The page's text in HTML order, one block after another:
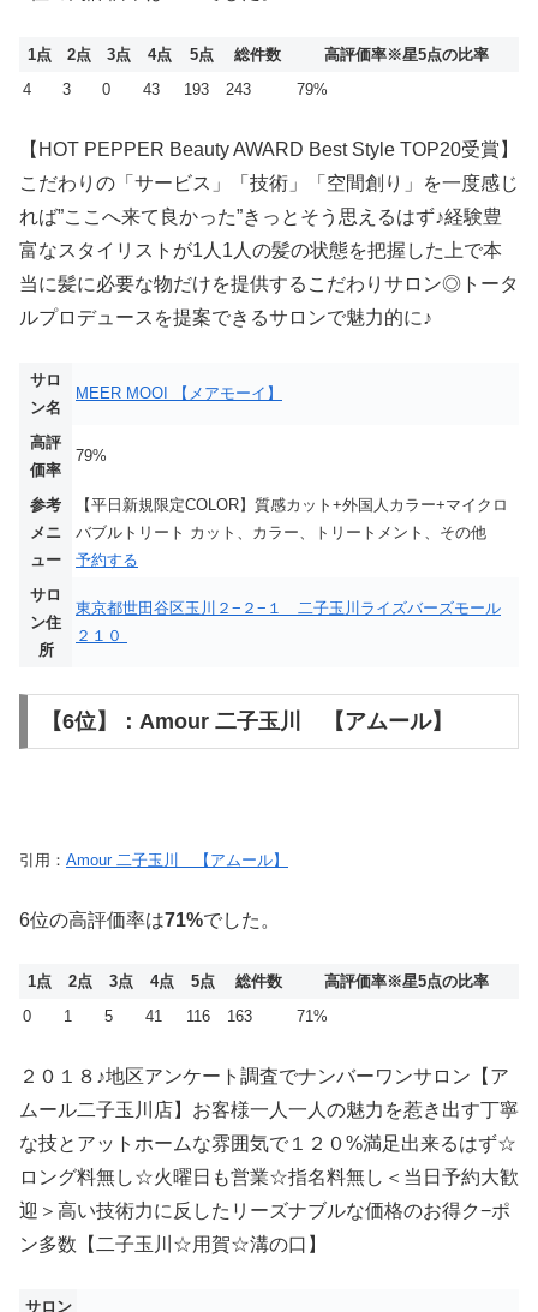
1点 2点 3点 4点 5点 総件数 高評価率※星5点の比率
4
3 0 43 193 243 79%
【HOT PEPPER Beauty AWARD Best Style TOP20受賞】
こだわりの「サービス」「技術」「空間創り」を一度感じ
れば”ここへ来て良かった”きっとそう思えるはず♪経験豊
富なスタイリストが1人1人の髪の状態を把握した上で本
当に髪に必要な物だけを提供するこだわりサロン◎トータ
ルプロデュースを提案できるサロンで魅力的に♪
サロ
ン名
MEER MOOI 【メアモーイ】
高評
価率
79%
参考
メニ
ュー
【平日新規限定COLOR】質感カット+外国人カラー+マイクロ
バブルトリート カット、カラー、トリートメント、その他
予約する
サロ
ン住
所
東京都世田谷区玉川２−２−１ 二子玉川ライズバーズモール
２１０
【6位】：Amour 二子玉川 【アムール】
引用： Amour 二子玉川 【アムール】
6位の高評価率は71%でした。
1点 2点 3点 4点 5点 総件数 高評価率※星5点の比率
0
1 5 41 116 163 71%
２０１８♪地区アンケート調査でナンバーワンサロン【ア
ムール二子玉川店】お客様一人一人の魅力を惹き出す丁寧
な技とアットホームな雰囲気で１２０%満足出来るはず☆
ロング料無し☆火曜日も営業☆指名料無し＜当日予約大歓
迎＞高い技術力に反したリーズナブルな価格のお得ク−ポ
ン多数【二子玉川☆用賀☆溝の口】
サロン